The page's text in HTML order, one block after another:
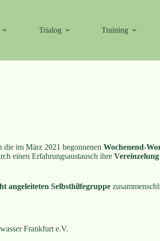
Trialog Training
die im März 2021 begonnenen Wochenend-
einen Erfahrungsaustausch ihre
angeleiteten Selbsthilfegruppe
Frankfurt e.V.